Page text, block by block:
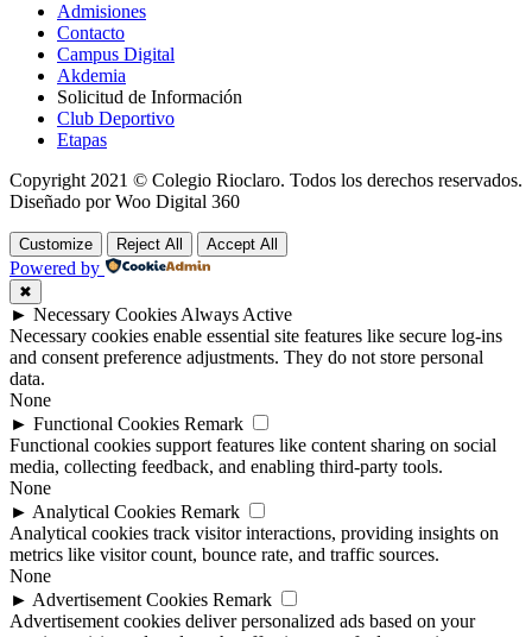
Admisiones
Contacto
Campus Digital
Akdemia
Solicitud de Información
Club Deportivo
Etapas
Copyright 2021 © Colegio Rioclaro. Todos los derechos reservados.
Diseñado por Woo Digital 360
Customize Reject All Accept All
Powered by
✖
► Necessary CookiesAlways Active
Necessary cookies enable essential site features like secure log-ins
and consent preference adjustments. They do not store personal
data.
None
► Functional Cookies Remark
Functional cookies support features like content sharing on social
media, collecting feedback, and enabling third-party tools.
None
► Analytical Cookies Remark
Analytical cookies track visitor interactions, providing insights on
metrics like visitor count, bounce rate, and traffic sources.
None
► Advertisement Cookies Remark
Advertisement cookies deliver personalized ads based on your